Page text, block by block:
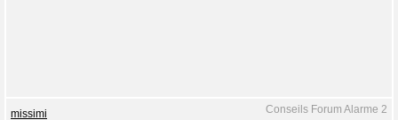
Conseils Forum Alarme 2
missimi